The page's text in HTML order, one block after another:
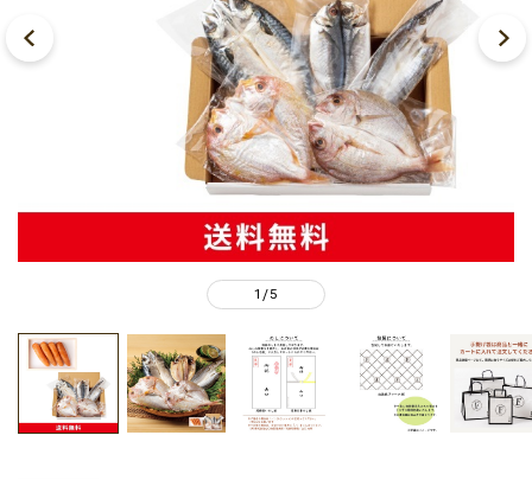
1 /5